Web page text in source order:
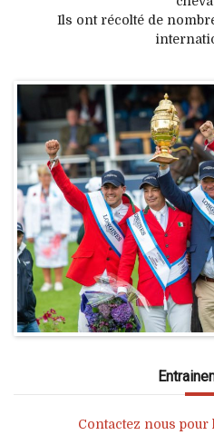
Ils ont récolté de
Contactez nous